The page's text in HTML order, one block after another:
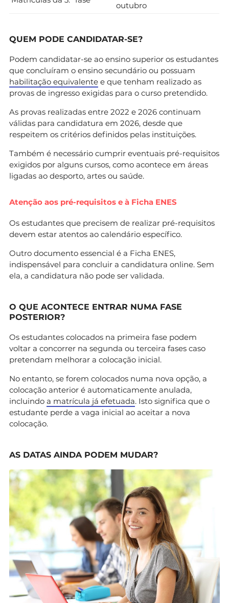
outubro
QUEM PODE CANDIDATAR-SE?
Podem candidatar-se ao ensino superior os estudantes
que concluíram o ensino secundário ou possuam
habilitação equivalente e que tenham realizado as
provas de ingresso exigidas para o curso pretendido.
As provas realizadas entre 2022 e 2026 continuam
válidas para candidatura em 2026, desde que
respeitem os critérios definidos pelas instituições.
Também é necessário cumprir eventuais pré-requisitos
exigidos por alguns cursos, como acontece em áreas
ligadas ao desporto, artes ou saúde.
Atenção aos pré-requisitos e à Ficha ENES
Os estudantes que precisem de realizar pré-requisitos
devem estar atentos ao calendário específico.
Outro documento essencial é a Ficha ENES,
indispensável para concluir a candidatura online. Sem
ela, a candidatura não pode ser validada.
O QUE ACONTECE ENTRAR NUMA FASE
POSTERIOR?
Os estudantes colocados na primeira fase podem
voltar a concorrer na segunda ou terceira fases caso
pretendam melhorar a colocação inicial.
No entanto, se forem colocados numa nova opção, a
colocação anterior é automaticamente anulada,
incluindo a matrícula já efetuada. Isto significa que o
estudante perde a vaga inicial ao aceitar a nova
colocação.
AS DATAS AINDA PODEM MUDAR?